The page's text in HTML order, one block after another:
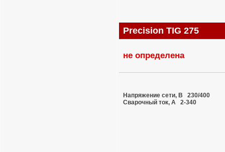
Precision TIG 275
не определена
Напряжение сети, В 230/400
Сварочный ток, A 2-340